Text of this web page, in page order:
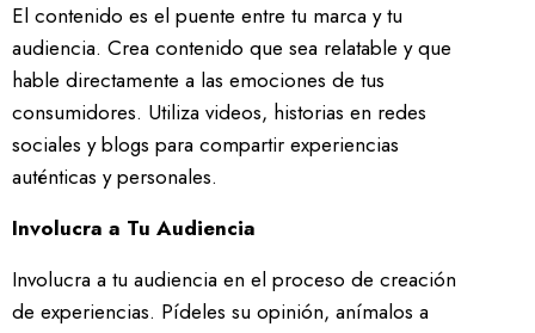
El contenido es el puente entre tu marca y tu
audiencia. Crea contenido que sea relatable y que
hable directamente a las emociones de tus
consumidores. Utiliza videos, historias en redes
sociales y blogs para compartir experiencias
auténticas y personales.
Involucra a Tu Audiencia
Involucra a tu audiencia en el proceso de creación
de experiencias. Pídeles su opinión, anímalos a